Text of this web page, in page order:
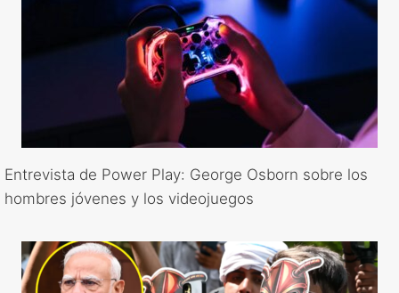
Entrevista de Power Play: George Osborn sobre los
hombres jóvenes y los videojuegos